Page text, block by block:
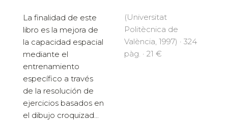
La finalidad de este
libro es la mejora de
la capacidad espacial
mediante el
entrenamiento
específico a través
de la resolución de
ejercicios basados en
el dibujo croquizad...
(Universitat
Politècnica de
València, 1997) · 324
pàg. · 21 €